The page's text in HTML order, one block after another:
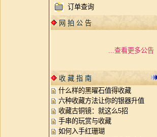
订单查询
网 拍 公 告
...查看更多公告
收 藏 指 南
什么样的黑曜石值得收藏
六种收藏方法让你的银器升值
收藏古铜镜：就这么5招
手串的玩赏与收藏
如何入手红珊瑚